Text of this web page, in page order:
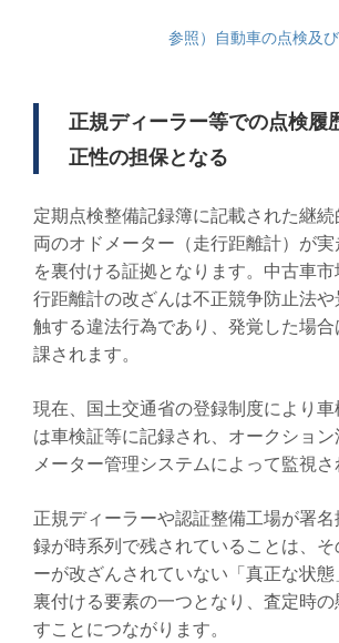
参照）自動車の点検及
正規ディーラー等での点検履
正性の担保となる
定期点検整備記録簿に記載された継
両のオドメーター（走行距離計）が
を裏付ける証拠となります。中古車
行距離計の改ざんは不正競争防止法
触する違法行為であり、発覚した場
課されます。
現在、国土交通省の登録制度により
は車検証等に記録され、オークショ
メーター管理システムによって監視さ
正規ディーラーや認証整備工場が署
録が時系列で残されていることは、
ーが改ざんされていない「真正な状
裏付ける要素の一つとなり、査定時
すことにつながります。